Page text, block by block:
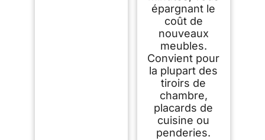
épargnant le
coût de
nouveaux
meubles.
Convient pour
la plupart des
tiroirs de
chambre,
placards de
cuisine ou
penderies.